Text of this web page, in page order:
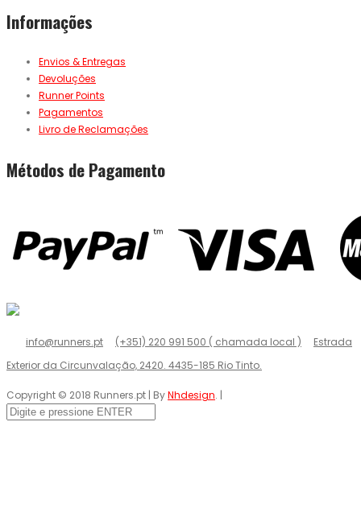
Informações
Envios & Entregas
Devoluções
Runner Points
Pagamentos
Livro de Reclamações
Métodos de Pagamento
info@runners.pt (+351) 220 991 500 ( chamada local )
Estrada
Exterior da Circunvalação, 2420. 4435-185 Rio Tinto.
Copyright © 2018 Runners.pt | ByNhdesign. |